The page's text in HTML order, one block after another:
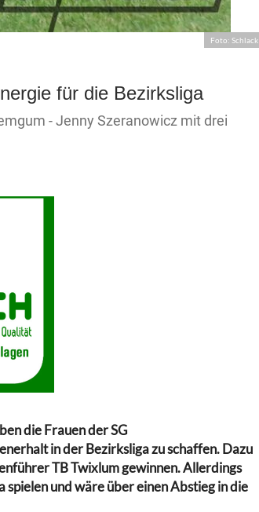
Foto: Schlack
für die Bezirksliga
- Jenny Szeranowicz mit drei
die Frauen der SG
in der Bezirksliga zu schaffen. Dazu
TB Twixlum gewinnen. Allerdings
spielen und wäre über einen Abstieg in die